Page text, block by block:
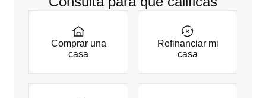
Comprar una
casa
Refinanciar mi
casa